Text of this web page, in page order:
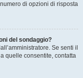
di opzioni di risposta
del sondaggio?
Se senti il
quelle consentite, contatta